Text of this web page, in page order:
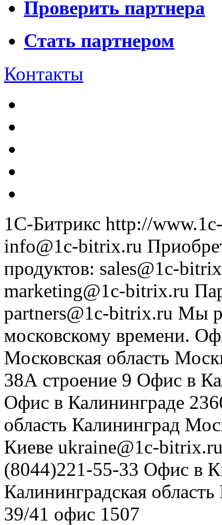
Проверить партнера
Стать партнером
Контакты
1С-Битрикс http://
info@1c-bitrix.ru
продуктов: sales@1c-
marketing@1c-bitrix.ru
partners@1c-bitrix.ru Мы
московскому времени.
Московская область
38А строение 9 Офис в
Офис в Калининграде
область Калининград
Киеве ukraine@1c-
(8044)221-55-33 Офис в
Калининградская область
39/41 офис 1507